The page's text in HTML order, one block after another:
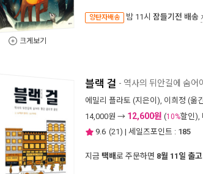
크게보기
양탄자배송 밤 11시 잠들기전 배송
블랙 걸 - 역사의 뒤안길에 숨어
에밀리 플라토 (지은이), 이희정 (옮
14,000원 → 12,600원 (10%할인),
9.6 (21) | 세일즈포인트 : 185
지금 택배로 주문하면 8월 11일 출고